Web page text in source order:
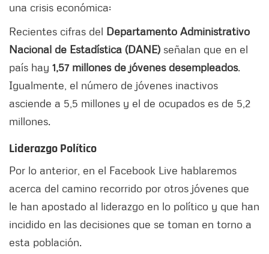
una crisis económica:
Recientes cifras del Departamento Administrativo
Nacional de Estadística (DANE) señalan que en el
país hay 1,57 millones de jóvenes desempleados.
Igualmente, el número de jóvenes inactivos
asciende a 5,5 millones y el de ocupados es de 5,2
millones.
Liderazgo Político
Por lo anterior, en el Facebook Live hablaremos
acerca del camino recorrido por otros jóvenes que
le han apostado al liderazgo en lo político y que han
incidido en las decisiones que se toman en torno a
esta población.